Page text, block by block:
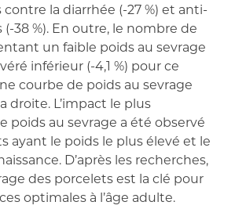
la diarrhée (-27 %) et anti-
38 %). En outre, le nombre de
un faible poids au sevrage
inférieur (-4,1 %) pour ce
courbe de poids au sevrage
droite. L’impact le plus
poids au sevrage a été observé
ayant le poids le plus élevé et le
D’après les recherches,
des porcelets est la clé pour
optimales à l’âge adulte.